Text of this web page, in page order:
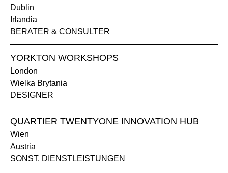
Dublin
Irlandia
BERATER & CONSULTER
YORKTON WORKSHOPS
London
Wielka Brytania
DESIGNER
QUARTIER TWENTYONE INNOVATION HUB
Wien
Austria
SONST. DIENSTLEISTUNGEN